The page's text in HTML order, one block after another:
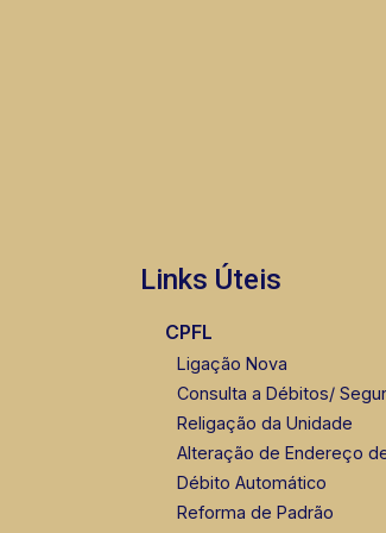
Links Úteis
CPFL
Ligação Nova
Consulta a Débitos/
Religação da Unidade
Alteração de Endereço
Débito Automático
Reforma de Padrão